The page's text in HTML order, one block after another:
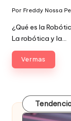
Publicado
por
Por Freddy Nossa
¿Qué es la
La robótica y la…
Ver mas